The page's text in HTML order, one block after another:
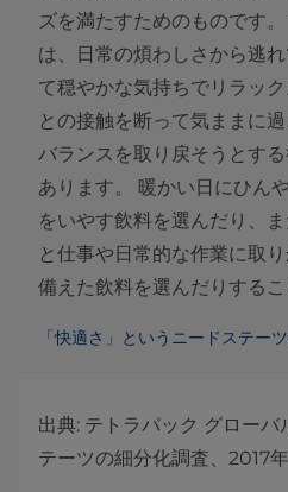
ズを満たすためのものです
は、日常の煩わしさから逃
て穏やかな気持ちでリラッ
との接触を断って気ままに
バランスを取り戻そうとす
あります。 暖かい日にひん
をいやす飲料を選んだり、
と仕事や日常的な作業に取
備えた飲料を選んだりするこ
「快適さ」というニードステー
出典: テトラパック グローバ
テーツの細分化調査、2017年